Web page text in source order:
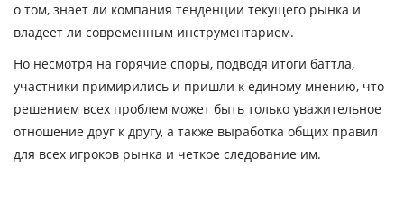
о том, знает ли компания тенденции текущего рынка и
владеет ли современным инструментарием.
Но несмотря на горячие споры, подводя итоги баттла,
участники примирились и пришли к единому мнению, что
решением всех проблем может быть только уважительное
отношение друг к другу, а также выработка общих правил
для всех игроков рынка и четкое следование им.